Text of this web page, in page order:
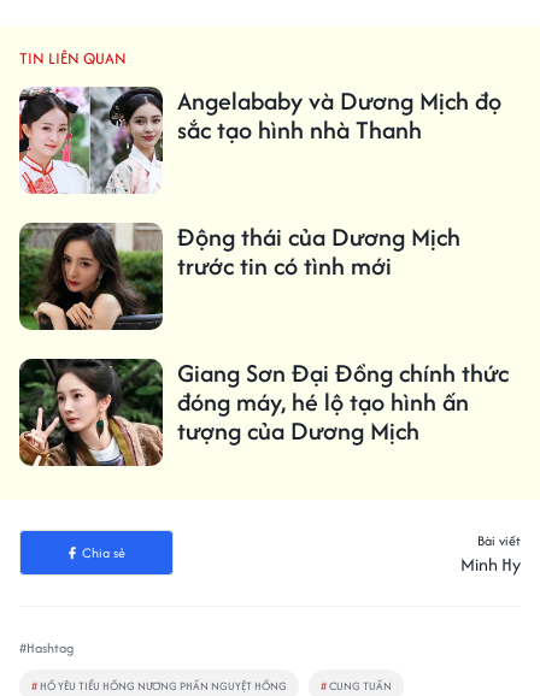
TIN LIÊN QUAN
Angelababy và Dương Mịch đọ
sắc tạo hình nhà Thanh
Động thái của Dương Mịch
trước tin có tình mới
Giang Sơn Đại Đồng chính thức
đóng máy, hé lộ tạo hình ấn
tượng của Dương Mịch
Chia sẻ
Bài viết
Minh Hy
#Hashtag
# HỒ YÊU TIỂU HỒNG NƯƠNG PHẦN NGUYỆT HỒNG #CUNG TUẤN